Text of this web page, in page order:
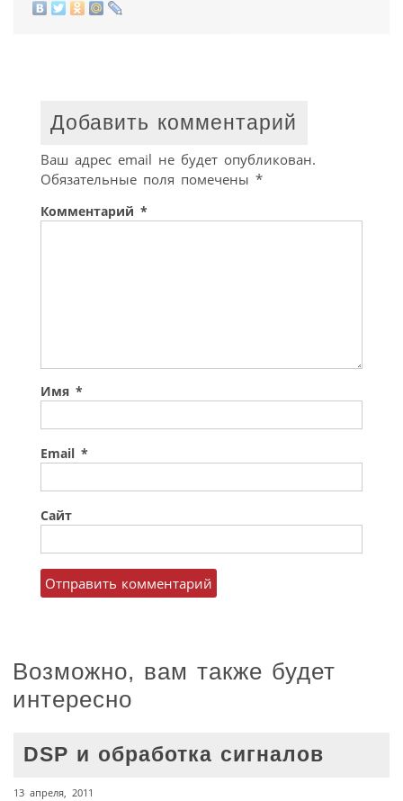
Добавить комментарий
Ваш адрес email не будет опубликован.
Обязательные поля помечены *
Комментарий *
Имя *
Email *
Сайт
Возможно, вам также будет
интересно
DSP и обработка сигналов
13 апреля, 2011